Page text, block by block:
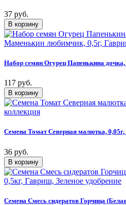
37 руб.
Набор семян Огурец Папенькина дочка,
117 руб.
Семена Томат Северная малютка,
36 руб.
Семена Смесь сидератов Горчица